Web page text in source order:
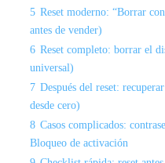
5 Reset moderno: “Borrar
antes de vender)
6 Reset completo: borrar el
universal)
7 Después del reset:
desde cero)
8 Casos complicados:
Bloqueo de activación